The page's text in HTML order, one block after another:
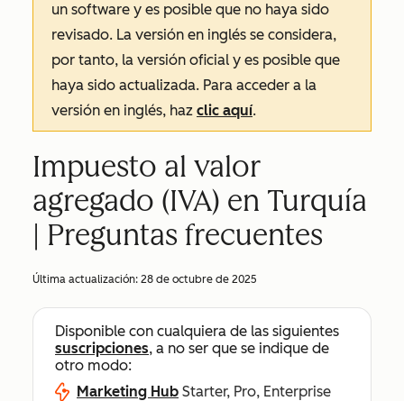
un software y es posible que no haya sido
revisado. La versión en inglés se considera,
por tanto, la versión oficial y es posible que
haya sido actualizada. Para acceder a la
versión en inglés, haz clic aquí.
Impuesto al valor
agregado (IVA) en Turquía
| Preguntas frecuentes
Última actualización: 28 de octubre de 2025
Disponible con cualquiera de las siguientes
suscripciones, a no ser que se indique de
otro modo:
Marketing Hub Starter, Pro, Enterprise